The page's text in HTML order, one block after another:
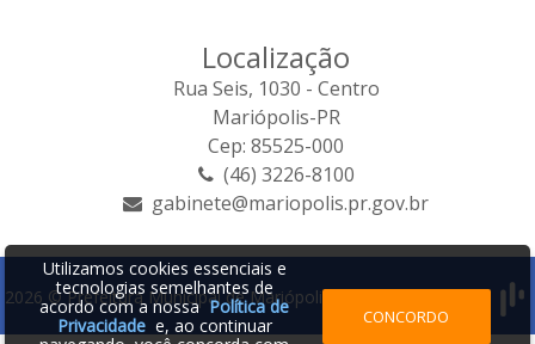
Localização
Rua Seis, 1030 - Centro
Mariópolis-PR
Cep: 85525-000
(46) 3226-8100
gabinete@mariopolis.pr.gov.br
2026 © Prefeitura Municipal de Mariópolis | Desenvolvido por:
Utilizamos cookies essenciais e
tecnologias semelhantes de
acordo com a nossaPolítica de
Privacidadee, ao continuar
CONCORDO